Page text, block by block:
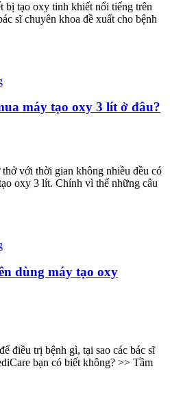
bị tạo oxy tinh khiết nổi tiếng trên
sĩ chuyên khoa đề xuất cho bệnh
máy tạo oxy 3 lít ở đâu?
với thời gian không nhiều đều có
oxy 3 lít. Chính vì thế những câu
dùng máy tạo oxy
điều trị bệnh gì, tại sao các bác sĩ
bạn có biết không? >> Tầm